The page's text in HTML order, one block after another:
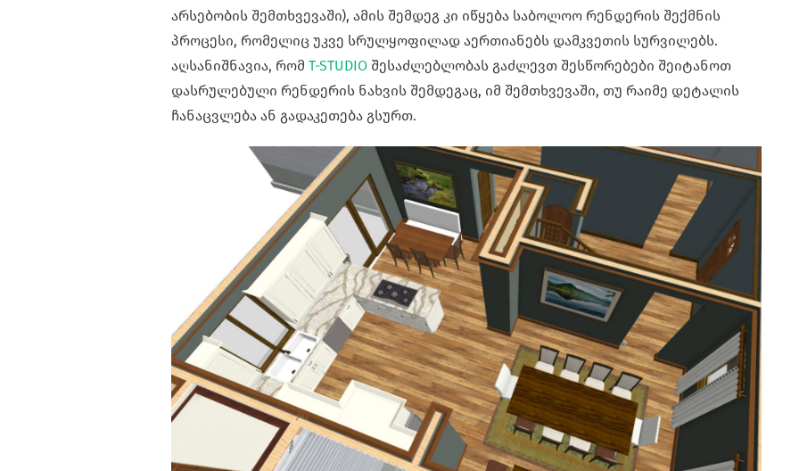
არსებობის შემთხვევაში), ამის შემდეგ კი იწყება საბოლოო რენდერის შექმნის
პროცესი, რომელიც უკვე სრულყოფილად აერთიანებს დამკვეთის სურვილებს.
აღსანიშნავია, რომ T-STUDIO შესაძლებლობას გაძლევთ შესწორებები შეიტანოთ
დასრულებული რენდერის ნახვის შემდეგაც, იმ შემთხვევაში, თუ რაიმე დეტალის
ჩანაცვლება ან გადაკეთება გსურთ.